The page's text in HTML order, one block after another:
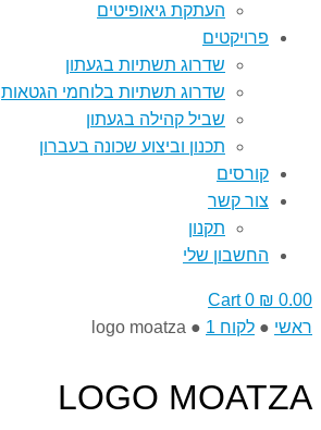
העתקת גיאופיטים
פרויקטים
שדרוג תשתיות בגעתון
שדרוג תשתיות בלוחמי הגטאות
שביל קהילה בגעתון
תכנון וביצוע שכונה בעברון
קורסים
צור קשר
תקנון
החשבון שלי
₪ 0.00
0
Cart
ראשי ● לקוח 1 ●
logo moatza
LOGO MOATZA